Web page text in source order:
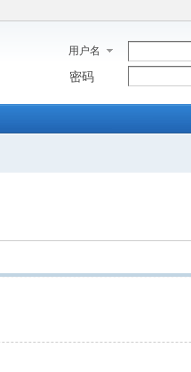
用户名
密码